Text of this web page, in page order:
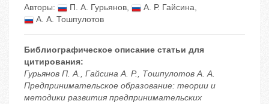
Авторы:
П. А. Гурьянов, А. Р. Гайсина,
А. А. Тошпулотов
Библиографическое описание статьи для
цитирования:
Гурьянов П. А., Гайсина А. Р., Тошпулотов А. А.
Предпринимательское образование: теории и
методики развития предпринимательских